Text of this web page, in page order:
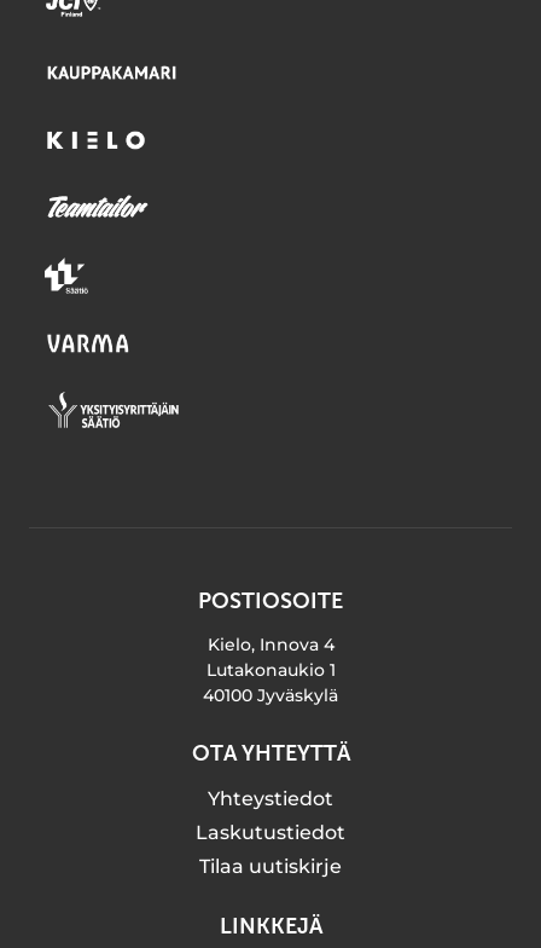
POSTIOSOITE
Kielo, Innova 4
Lutakonaukio 1
40100 Jyväskylä
OTA YHTEYTTÄ
Yhteystiedot
Laskutustiedot
Tilaa uutiskirje
LINKKEJÄ